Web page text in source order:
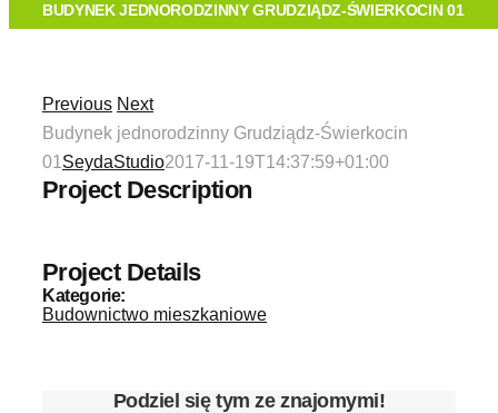
OFERTA
KONTAKT
BUDYNEK JEDNORODZINNY GRUDZIĄDZ-ŚWIERKOCIN 01
Previous Next
Budynek jednorodzinny Grudziądz-Świerkocin
01 SeydaStudio2017-11-19T14:37:59+01:00
Project Description
Project Details
Kategorie:
Budownictwo mieszkaniowe
Podziel się tym ze znajomymi!